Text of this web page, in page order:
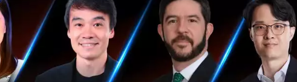
ากที่เคยต้องจ้างพนักงานมาดูแลด้านการเงิน รอเอกสารตรวจสอบ
างผ่านทางโทรศัพท์ ดูรายรับ กำไร ขาดทุน ว่าเป็นอย่างไรบ้าง เมื่อ
ให้การตัดสินใจแม่นยำมากขึ้น ดังนั้นธุรกิจควรนำ FinTech มาใช้
กขึ้น หรือแม้กระทั่งบุคคลทั่วไปด้วยเช่นกัน เปรียบเทียบกับเมื่อก่อน
โหดมาสู่การคลิกผ่านแอปพลิเคชันการเงินต่าง ๆ ก็สามารถทำ